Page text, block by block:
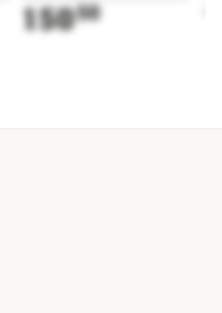
15050